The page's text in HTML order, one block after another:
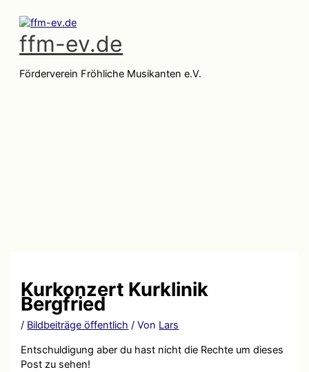
Inhalt
springen
ffm-ev.de
Förderverein Fröhliche Musikanten e.V.
Kurkonzert Kurklinik
Bergfried
/ Bildbeiträge öffentlich / Von Lars
Entschuldigung aber du hast nicht die Rechte um dieses
Post zu sehen!